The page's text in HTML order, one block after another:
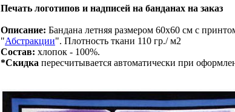
Печать логотипов и надписей на банданах на заказ
Описание: Бандана летняя размером 60х60 см с
"Абстракции". Плотность ткани 110 гр./ м2
Состав: хлопок - 100%.
*Скидка пересчитывается автоматически при